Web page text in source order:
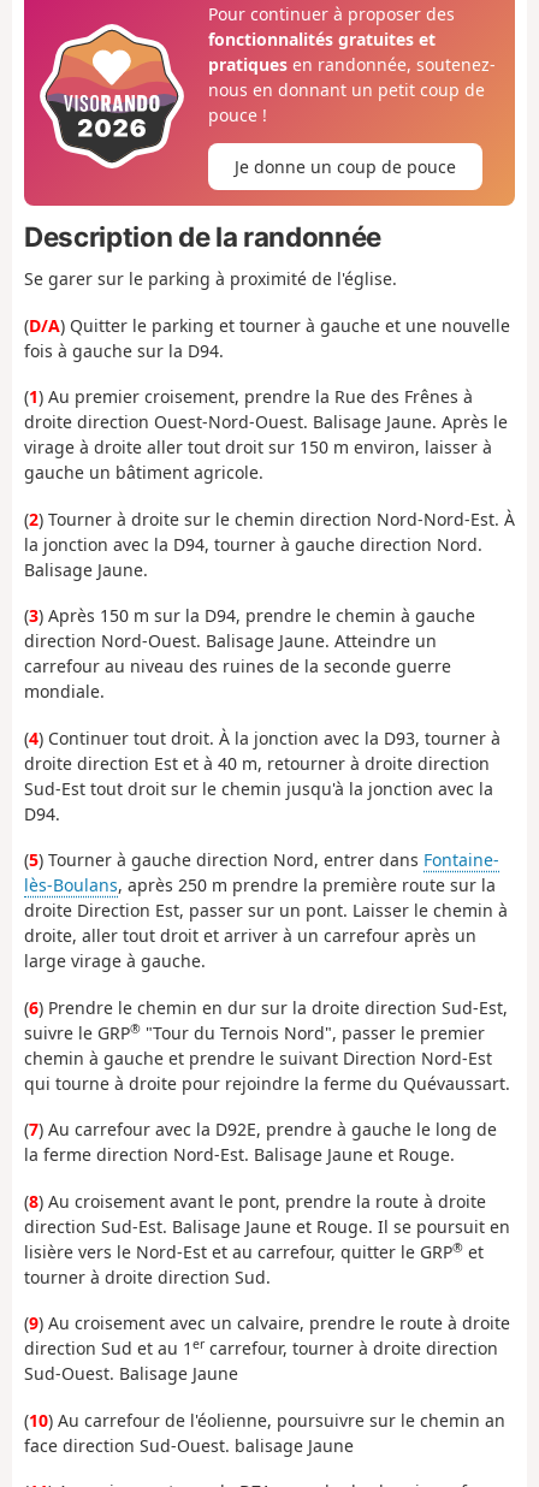
Pour continuer à proposer des
fonctionnalités gratuites et
pratiquesen randonnée, soutenez-
nous en donnant un petit coup de
pouce !
Je donne un coup de pouce
Description de la randonnée
Se garer sur le parking à proximité de l'église.
(D/A) Quitter le parking et tourner à gauche et une nouvelle
fois à gauche sur la D94.
(1) Au premier croisement, prendre la Rue des Frênes à
droite direction Ouest-Nord-Ouest. Balisage Jaune. Après le
virage à droite aller tout droit sur 150 m environ, laisser à
gauche un bâtiment agricole.
(2) Tourner à droite sur le chemin direction Nord-Nord-Est. À
la jonction avec la D94, tourner à gauche direction Nord.
Balisage Jaune.
(3) Après 150 m sur la D94, prendre le chemin à gauche
direction Nord-Ouest. Balisage Jaune. Atteindre un
carrefour au niveau des ruines de la seconde guerre
mondiale.
(4) Continuer tout droit. À la jonction avec la D93, tourner à
droite direction Est et à 40 m, retourner à droite direction
Sud-Est tout droit sur le chemin jusqu'à la jonction avec la
D94.
(5) Tourner à gauche direction Nord, entrer dans Fontaine-
lès-Boulans, après 250 m prendre la première route sur la
droite Direction Est, passer sur un pont. Laisser le chemin à
droite, aller tout droit et arriver à un carrefour après un
large virage à gauche.
(6) Prendre le chemin en dur sur la droite direction Sud-Est,
suivre le GRP® "Tour du Ternois Nord", passer le premier
chemin à gauche et prendre le suivant Direction Nord-Est
qui tourne à droite pour rejoindre la ferme du Quévaussart.
(7) Au carrefour avec la D92E, prendre à gauche le long de
la ferme direction Nord-Est. Balisage Jaune et Rouge.
(8) Au croisement avant le pont, prendre la route à droite
direction Sud-Est. Balisage Jaune et Rouge. Il se poursuit en
lisière vers le Nord-Est et au carrefour, quitter le GRP® et
tourner à droite direction Sud.
(9) Au croisement avec un calvaire, prendre le route à droite
direction Sud et au 1 er carrefour, tourner à droite direction
Sud-Ouest. Balisage Jaune
(10) Au carrefour de l'éolienne, poursuivre sur le chemin an
face direction Sud-Ouest. balisage Jaune